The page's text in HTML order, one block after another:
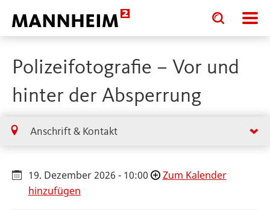
Toggle
search
input
Toggle
search
input
Polizeifotografie – Vor und
hinter der Absperrung
Anschrift & Kontakt
19. Dezember 2026 - 10:00
Zum Kalender
hinzufügen